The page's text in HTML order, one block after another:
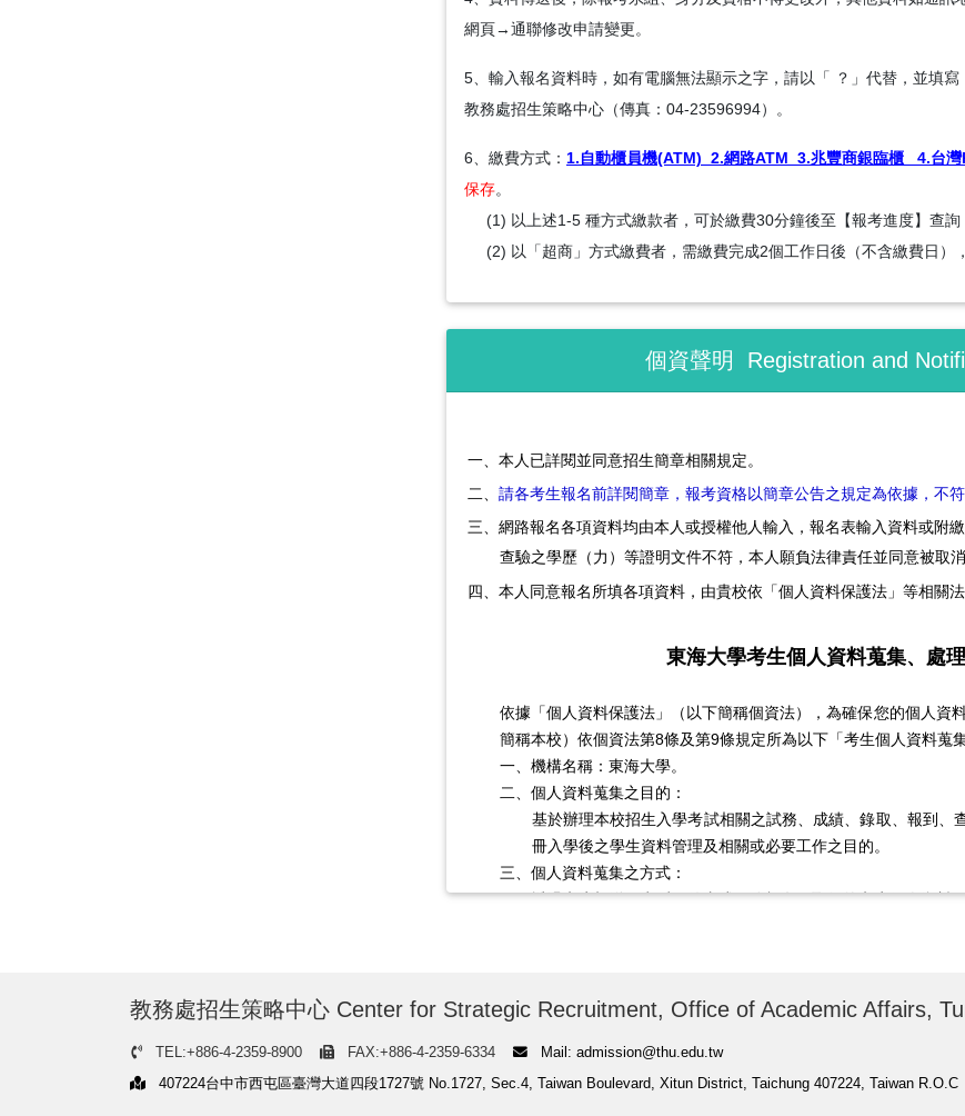
網頁→通聯修改申請變更。
5、輸入報名資料時，如有電腦無法顯示之字，請以「 ？」代替，並填
教務處招生策略中心（傳真：04-23596994）。
6、繳費方式： 1.自動櫃員機(ATM) 2.網路ATM 3.兆豐商銀臨櫃 4.台
保存。
(1) 以上述1-5 種方式繳款者，可於繳費30分鐘後至【報考進度】查詢
(2) 以「超商」方式繳費者，需繳費完成2個工作日後（不含繳費日）
個資聲明 Registration and
一、本人已詳閱並同意招生簡章相關規定。
二、 請各考生報名前詳閱簡章，報考資格以簡章公告之規定為依據，不符
三、網路報名各項資料均由本人或授權他人輸入，報名表輸入資料或附
查驗之學歷（力）等證明文件不符，本人願負法律責任並同意被取消
四、本人同意報名所填各項資料，由貴校依「個人資料保護法」等相關
東海大學考生個人資料蒐集、處
依據「個人資料保護法」（以下簡稱個資法），為確保您的個人資
簡稱本校）依個資法第8條及第9條規定所為以下「考生個人資料蒐
一、機構名稱：東海大學。
二、個人資料蒐集之目的：
基於辦理本校招生入學考試相關之試務、成績、錄取、報到
冊入學後之學生資料管理及相關或必要工作之目的。
三、個人資料蒐集之方式：
透過考生親送、郵遞、傳真或網路報名而取得的考生個人資料
C011、C021、C023、C033、C034、C038、C051、
五、個人資料處理及利用：
(一) 個人資料利用之期間：
教務處招生策略中心 Center for Strategic Recruitment, Office of Academic Affairs,
TEL:+886-4-2359-8900 FAX:+886-4-2359-6334
Mail: admission@thu.edu.tw
407224台中市西屯區臺灣大道四段1727號 No.1727, Sec.4, Taiwan Boulevard, Xitun District, Taichung 407224, Taiwan R.O.C